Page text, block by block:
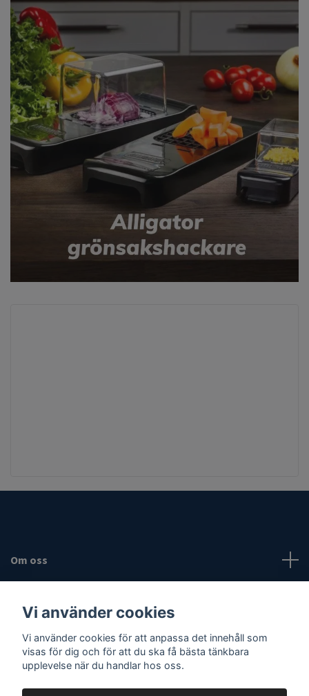
Om oss
Sociala medier
Vi använder cookies
Vi använder cookies för att anpassa det innehåll som
visas för dig och för att du ska få bästa tänkbara
upplevelse när du handlar hos oss.